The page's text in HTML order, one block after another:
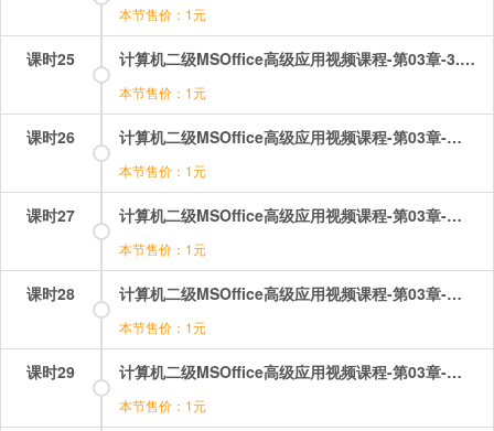
本节售价：1元
课时25 计算机二级MSOffice高级应用视频课程-第03章-3.4真题讲解.mp4
本节售价：1元
课时26 计算机二级MSOffice高级应用视频课程-第03章-操作：修订批注获取外部数据宏.mp4
本节售价：1元
课时27 计算机二级MSOffice高级应用视频课程-第03章-操作：公式和函数&u2014使用公式的基本方法（1）.mp4
本节售价：1元
课时28 计算机二级MSOffice高级应用视频课程-第03章-操作：公式和函数&u2014使用公式的基本方法（2）.mp4
本节售价：1元
课时29 计算机二级MSOffice高级应用视频课程-第03章-操作：公式和函数&u2014（if,rank,int,weekday&u2026）.mp4
本节售价：1元